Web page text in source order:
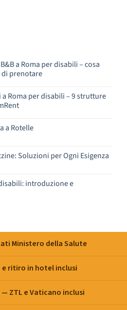
a Roma per disabili – cosa
prenotare
a Roma per disabili – 9 strutture
a Rotelle
Soluzioni per Ogni Esigenza
introduzione e
Ministero della Salute
e ritiro in hotel inclusi
ZTL e Vaticano inclusi